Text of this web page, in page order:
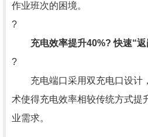
作业班次的困境。
?
充电效率提升40%? 快速“
?
充电端口采用双充电口设计
术使得充电效率相较传统方式提
业需求。